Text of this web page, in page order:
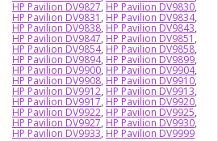
HP Pavilion DV9827, HP Pavilion DV9830,
HP Pavilion DV9831 , HP Pavilion DV9834,
HP Pavilion DV9838, HP Pavilion DV9843,
HP Pavilion DV9847, HP Pavilion DV9851 ,
HP Pavilion DV9854, HP Pavilion DV9858,
HP Pavilion DV9894, HP Pavilion DV9899,
HP Pavilion DV9900, HP Pavilion DV9904,
HP Pavilion DV9908, HP Pavilion DV9910,
HP Pavilion DV9912, HP Pavilion DV9913,
HP Pavilion DV9917, HP Pavilion DV9920,
HP Pavilion DV9922, HP Pavilion DV9925,
HP Pavilion DV9927, HP Pavilion DV9930,
HP Pavilion DV9933, HP Pavilion DV9999